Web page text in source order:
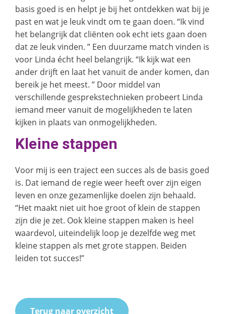
basis goed is en helpt je bij het ontdekken wat bij je
past en wat je leuk vindt om te gaan doen. “Ik vind
het belangrijk dat cliënten ook echt iets gaan doen
dat ze leuk vinden. ” Een duurzame match vinden is
voor Linda écht heel belangrijk. “Ik kijk wat een
ander drijft en laat het vanuit de ander komen, dan
bereik je het meest. ” Door middel van
verschillende gesprekstechnieken probeert Linda
iemand meer vanuit de mogelijkheden te laten
kijken in plaats van onmogelijkheden.
Kleine stappen
Voor mij is een traject een succes als de basis goed
is. Dat iemand de regie weer heeft over zijn eigen
leven en onze gezamenlijke doelen zijn behaald.
“Het maakt niet uit hoe groot of klein de stappen
zijn die je zet. Ook kleine stappen maken is heel
waardevol, uiteindelijk loop je dezelfde weg met
kleine stappen als met grote stappen. Beiden
leiden tot succes!”
Terug naar overzicht